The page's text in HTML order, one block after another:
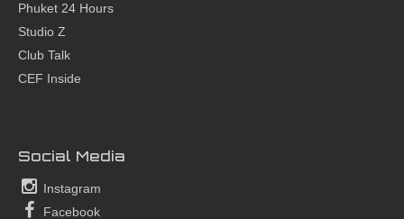
Phuket 24 Hours
Studio Z
Club Talk
CEF Inside
Social Media
Instagram
Facebook